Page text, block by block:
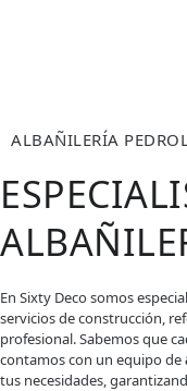
ALBAÑILERÍA
En Sixty Deco somos
servicios de construcción,
profesional. Sabemos que
contamos con un equipo de
tus necesidades,